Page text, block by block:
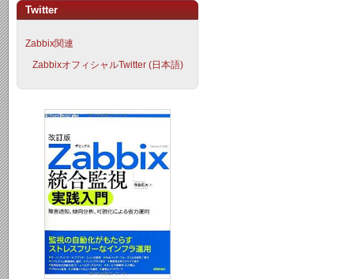
Twitter
Zabbix関連
ZabbixオフィシャルTwitter (日本語)